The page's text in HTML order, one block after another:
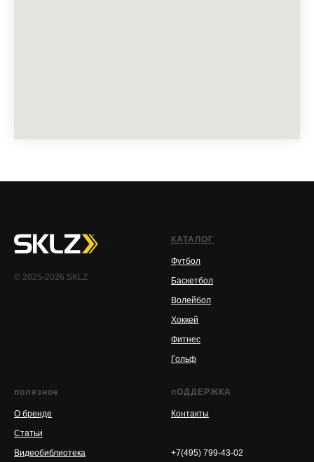
© 2025-2026 SKLZ
КАТАЛОГ
Футбол
Баскетбол
Волейбол
Хоккей
Фитнес
Гольф
полезное
О бренде
Статьи
Видеобиблиотека
пОДДЕРЖКА
Контакты
+7(495) 799-43-02